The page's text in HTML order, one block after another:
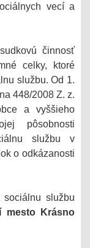
vecí a
činnosť
celky, ktoré
službu. Od 1.
448/2008 Z. z.
a vyššieho
pôsobnosti
službu v
o odkázanosti
službu
mesto Krásno